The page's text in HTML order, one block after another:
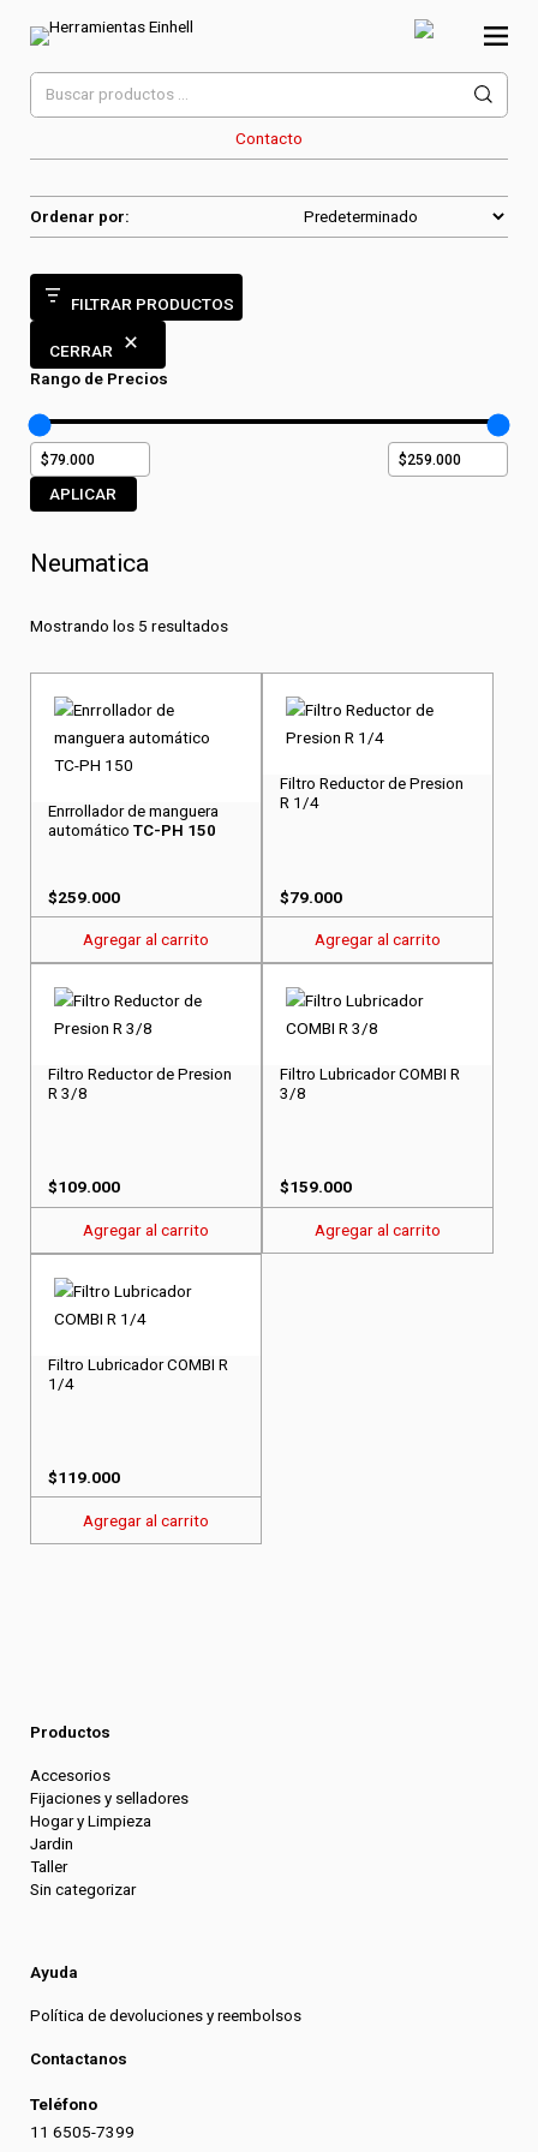
Herramientas Einhell
Distribuidor Oficial
Contacto
Buscar
por:
Neumatica
Mostrando los 5 resultados
Enrrollador de manguera
automático TC-PH 150
$259.000
Agregar al carrito
Filtro Reductor de Presion
R 1/4
$79.000
Agregar al carrito
Filtro Reductor de Presion
R 3/8
$109.000
Agregar al carrito
Filtro Lubricador COMBI R
3/8
$159.000
Agregar al carrito
Filtro Lubricador COMBI R
1/4
$119.000
Agregar al carrito
Ordenar por:
FILTRAR PRODUCTOS
CERRAR
Rango de Precios
APLICAR
Productos
Accesorios
Fijaciones y selladores
Hogar y Limpieza
Jardin
Taller
Sin categorizar
Ayuda
Política de devoluciones y reembolsos
Contactanos
Teléfono
11 6505-7399